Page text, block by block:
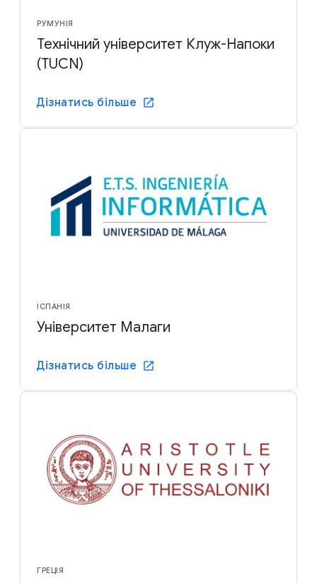
РУМУНІЯ
Технічний університет Клуж-Напоки
(TUCN)
Дізнатись більше
ІСПАНІЯ
Університет Малаги
Дізнатись більше
ГРЕЦІЯ